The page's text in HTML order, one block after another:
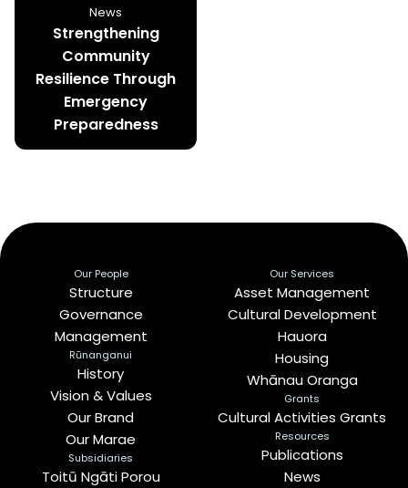
News
Strengthening
Community
Resilience Through
Emergency
Preparedness
Our People
Structure
Governance
Management
Rūnanganui
History
Vision & Values
Our Brand
Our Marae
Subsidiaries
Toitū Ngāti Porou
Our Services
Asset Management
Cultural Development
Hauora
Housing
Whānau Oranga
Grants
Cultural Activities Grants
Resources
Publications
News